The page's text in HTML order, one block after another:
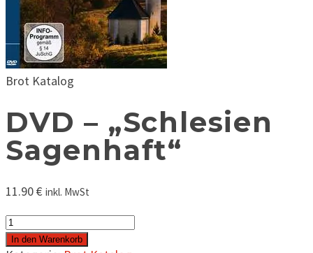
Brot Katalog
DVD – „Schlesien
Sagenhaft“
11.90€ inkl. MwSt
DVD
- In den Warenkorb